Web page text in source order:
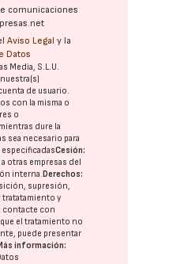
comunicaciones
Aviso Legal y la
Datos
Media, S.L.U.
de usuario.
con la misma o
o
mientras dure la
sea necesario para
especificadasCesión:
otras empresas del
interna. Derechos:
supresión,
y
contacte con
el tratamiento no
puede presentar
información: